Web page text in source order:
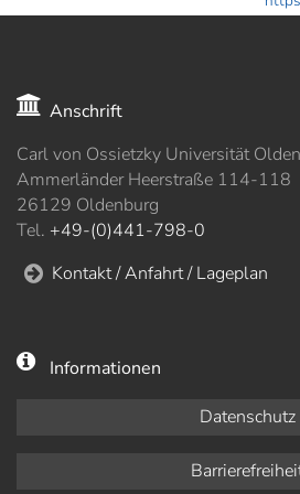
Anschrift
Carl von Ossietzky Universität
Ammerländer Heerstraße 114-118
26129 Oldenburg
Tel. +49-(0)441-798-0
Kontakt / Anfahrt / Lageplan
Informationen
Datenschutz